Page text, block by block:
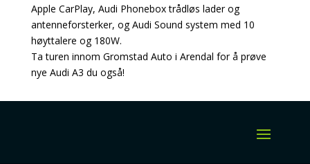
Apple CarPlay, Audi Phonebox trådløs lader og
antenneforsterker, og Audi Sound system med 10
høyttalere og 180W.
Ta turen innom Gromstad Auto i Arendal for å prøve
nye Audi A3 du også!